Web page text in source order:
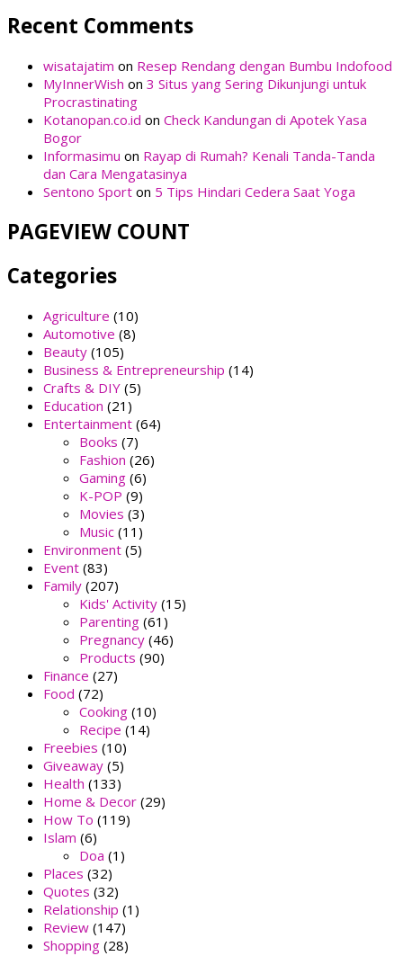
Recent Comments
wisatajatim on Resep Rendang dengan Bumbu Indofood
MyInnerWish on 3 Situs yang Sering Dikunjungi untuk
Procrastinating
Kotanopan.co.id on Check Kandungan di Apotek Yasa
Bogor
Informasimu on Rayap di Rumah? Kenali Tanda-Tanda
dan Cara Mengatasinya
Sentono Sport on 5 Tips Hindari Cedera Saat Yoga
PAGEVIEW COUNT
Categories
Agriculture (10)
Automotive (8)
Beauty (105)
Business & Entrepreneurship (14)
Crafts & DIY (5)
Education (21)
Entertainment (64)
Books (7)
Fashion (26)
Gaming (6)
K-POP (9)
Movies (3)
Music (11)
Environment (5)
Event (83)
Family (207)
Kids' Activity (15)
Parenting (61)
Pregnancy (46)
Products (90)
Finance (27)
Food (72)
Cooking (10)
Recipe (14)
Freebies (10)
Giveaway (5)
Health (133)
Home & Decor (29)
How To (119)
Islam (6)
Doa (1)
Places (32)
Quotes (32)
Relationship (1)
Review (147)
Shopping (28)